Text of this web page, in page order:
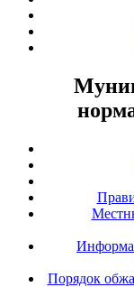
Порядок